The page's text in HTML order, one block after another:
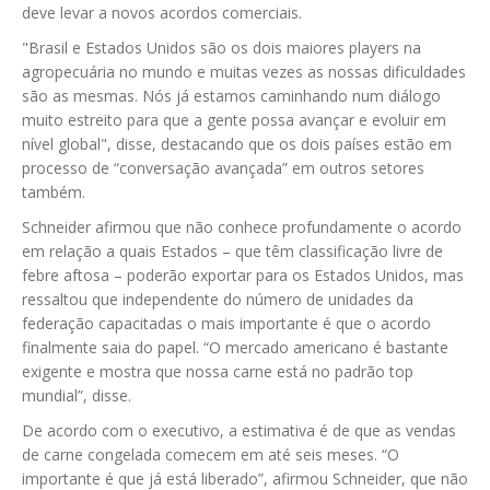
deve levar a novos acordos comerciais.
"Brasil e Estados Unidos são os dois maiores players na
agropecuária no mundo e muitas vezes as nossas dificuldades
são as mesmas. Nós já estamos caminhando num diálogo
muito estreito para que a gente possa avançar e evoluir em
nível global", disse, destacando que os dois países estão em
processo de “conversação avançada” em outros setores
também.
Schneider afirmou que não conhece profundamente o acordo
em relação a quais Estados – que têm classificação livre de
febre aftosa – poderão exportar para os Estados Unidos, mas
ressaltou que independente do número de unidades da
federação capacitadas o mais importante é que o acordo
finalmente saia do papel. “O mercado americano é bastante
exigente e mostra que nossa carne está no padrão top
mundial”, disse.
De acordo com o executivo, a estimativa é de que as vendas
de carne congelada comecem em até seis meses. “O
importante é que já está liberado”, afirmou Schneider, que não